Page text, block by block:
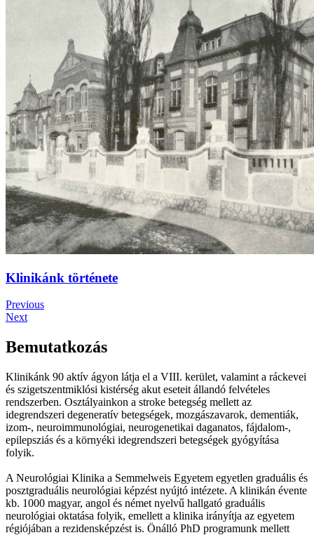
Klinikánk története
Previous
Next
Bemutatkozás
Klinikánk 90 aktív ágyon látja el a VIII. kerület, valamint a ráckevei
és szigetszentmiklósi kistérség akut eseteit állandó felvételes
rendszerben. Osztályainkon a stroke betegség mellett az
idegrendszeri degeneratív betegségek, mozgászavarok, dementiák,
izom-, neuroimmunológiai, neurogenetikai daganatos, fájdalom-,
epilepsziás és a környéki idegrendszeri betegségek gyógyítása
folyik.
A Neurológiai Klinika a Semmelweis Egyetem egyetlen graduális és
posztgraduális neurológiai képzést nyújtó intézete. A klinikán évente
kb. 1000 magyar, angol és német nyelvű hallgató graduális
neurológiai oktatása folyik, emellett a klinika irányítja az egyetem
régiójában a rezidensképzést is. Önálló PhD programunk mellett